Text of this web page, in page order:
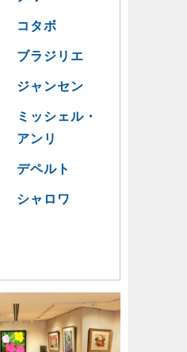
コタボ
ブラジリエ
ジャンセン
ミッシェル・
アンリ
デペルト
シャロワ